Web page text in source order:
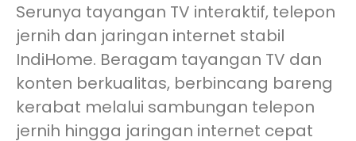
Serunya tayangan TV interaktif, telepon
jernih dan jaringan internet stabil
IndiHome. Beragam tayangan TV dan
konten berkualitas, berbincang bareng
kerabat melalui sambungan telepon
jernih hingga jaringan internet cepat